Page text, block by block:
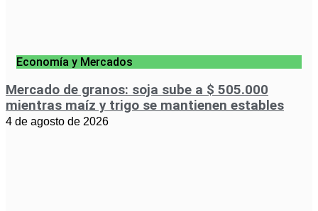
Economía y Mercados
Mercado de granos: soja sube a $ 505.000
mientras maíz y trigo se mantienen estables
4 de agosto de 2026